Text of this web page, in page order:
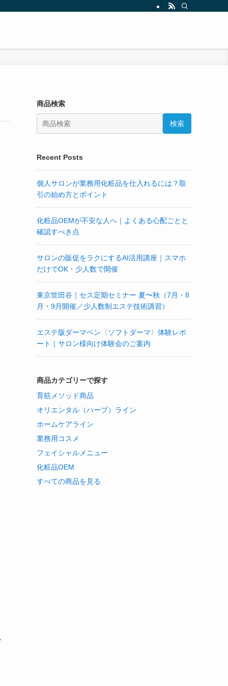
商品検索
検索
Recent Posts
個人サロンが業務用化粧品を仕入れるには？取
引の始め方とポイント
化粧品OEMが不安な人へ｜よくある心配ごとと
確認すべき点
サロンの販促をラクにするAI活用講座｜スマホ
だけでOK・少人数で開催
東京世田谷｜セス定期セミナー 夏〜秋（7月・8
月・9月開催／少人数制エステ技術講習）
エステ版ダーマペン〈ソフトダーマ〉体験レポ
ート｜サロン様向け体験会のご案内
商品カテゴリーで探す
育筋メソッド商品
オリエンタル（ハーブ）ライン
ホームケアライン
業務用コスメ
フェイシャルメニュー
化粧品OEM
すべての商品を見る